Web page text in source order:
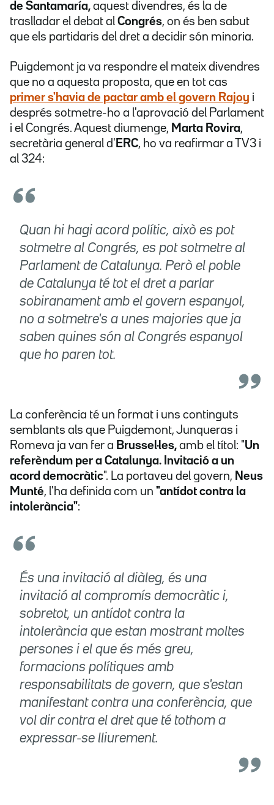
de Santamaría, aquest divendres, és la de
traslladar el debat al Congrés, on és ben sabut
que els partidaris del dret a decidir són minoria.
Puigdemont ja va respondre el mateix divendres
que no a aquesta proposta, que en tot cas
primer s'havia de pactar amb el govern Rajoy i
després sotmetre-ho a l'aprovació del Parlament
i el Congrés. Aquest diumenge, Marta Rovira,
secretària general d' ERC, ho va reafirmar a TV3 i
al 324:
Quan hi hagi acord polític, això es pot
sotmetre al Congrés, es pot sotmetre al
Parlament de Catalunya. Però el poble
de Catalunya té tot el dret a parlar
sobiranament amb el govern espanyol,
no a sotmetre's a unes majories que ja
saben quines són al Congrés espanyol
que ho paren tot.
La conferència té un format i uns continguts
semblants als que Puigdemont, Junqueras i
Romeva ja van fer a Brussel·les, amb el títol: "Un
referèndum per a Catalunya. Invitació a un
acord democràtic". La portaveu del govern, Neus
Munté, l'ha definida com un "antídot contra la
intolerància":
És una invitació al diàleg, és una
invitació al compromís democràtic i,
sobretot, un antídot contra la
intolerància que estan mostrant moltes
persones i el que és més greu,
formacions polítiques amb
responsabilitats de govern, que s'estan
manifestant contra una conferència, que
vol dir contra el dret que té tothom a
expressar-se lliurement.